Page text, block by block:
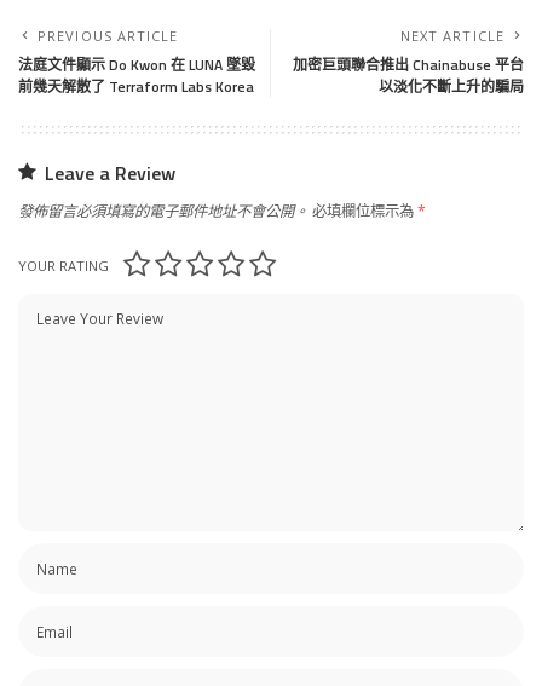
PREVIOUS ARTICLE
法庭文件顯示 Do Kwon 在 LUNA 墜毀
前幾天解散了 Terraform Labs Korea
NEXT ARTICLE
加密巨頭聯合推出 Chainabuse 平台
以淡化不斷上升的騙局
Leave a Review
發佈留言必須填寫的電子郵件地址不會公開。 必填欄位標示為*
YOUR RATING